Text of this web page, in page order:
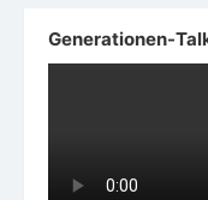
Generationen-